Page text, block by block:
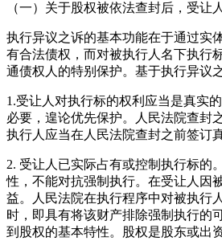
（一）关于股权被依法查封后，受让
执行异议之诉的基本功能在于通过实
有合法债权，而对被执行人名下执行
通债权人的特别保护。基于执行异议
1.受让人对执行标的权利应当是真实
必要，遑论优先保护。人民法院查封
执行人应当在人民法院查封之前签订
2. 受让人已实际占有或控制执行标的
性，不能对抗强制执行。在受让人因
益。人民法院在执行程序中对被执行
时，即具有将该财产排除强制执行的
到股权的基本特性。股权是股东或出